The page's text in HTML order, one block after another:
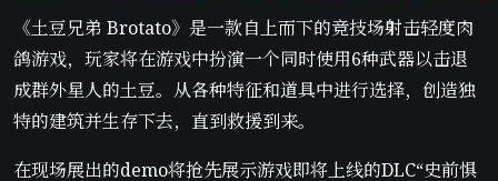
《土豆兄弟 Brotato》是一款自上而下的竞技场射击轻度肉
鸽游戏，玩家将在游戏中扮演一个同时使用6种武器以击退
成群外星人的土豆。从各种特征和道具中进行选择，创造独
特的建筑并生存下去，直到救援到来。
在现场展出的demo将抢先展示游戏即将上线的DLC“史前惧